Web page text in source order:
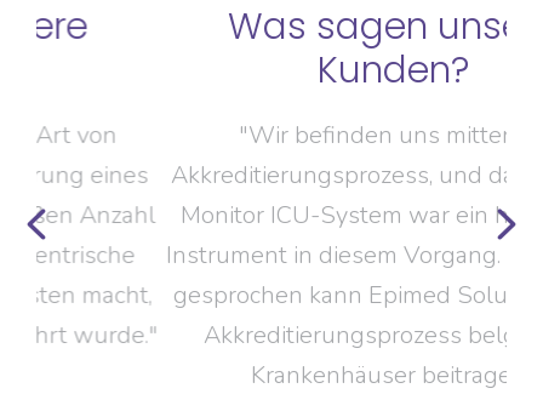
Was sagen unsere
Kunden?
"Wir befinden uns mitten im
Akkreditierungsprozess, und das Epimed
Monitor ICU-System war ein hilfreiches
Instrument in diesem Vorgang. Allgemein
gesprochen kann Epimed Solutions zum
Akkreditierungsprozess belgischer
Krankenhäuser beitragen"